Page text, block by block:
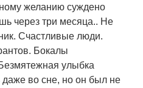
желанию суждено
через три месяца.. Не
Счастливые люди.
Бокалы
улыбка
во сне, но он был не